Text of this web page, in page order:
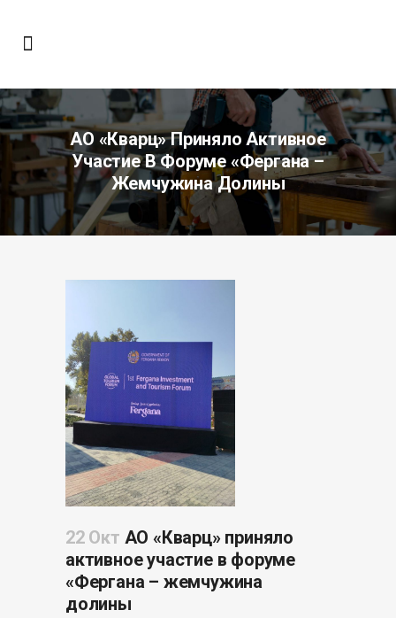
АО «Кварц» Приняло Активное
Участие В Форуме «Фергана –
Жемчужина Долины
22 Окт АО «Кварц» приняло
активное участие в форуме
«Фергана – жемчужина
долины